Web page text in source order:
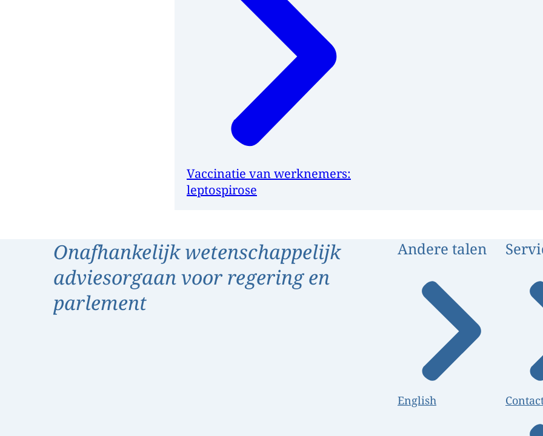
Vaccinatie van werknemers:
leptospirose
Onafhankelijk wetenschappelijk
adviesorgaan voor regering en
parlement
Andere talen
English